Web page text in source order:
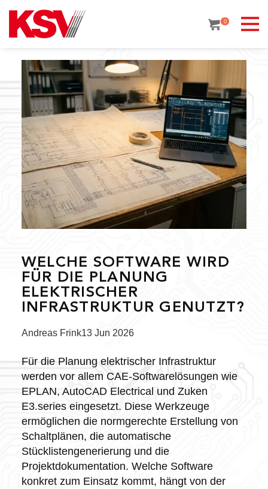
content
0
WELCHE SOFTWARE WIRD
FÜR DIE PLANUNG
ELEKTRISCHER
INFRASTRUKTUR GENUTZT?
Posted
Andreas Frink13 Jun 2026
Für die Planung elektrischer Infrastruktur
werden vor allem CAE-Softwarelösungen wie
EPLAN, AutoCAD Electrical und Zuken
E3.series eingesetzt. Diese Werkzeuge
ermöglichen die normgerechte Erstellung von
Schaltplänen, die automatische
Stücklistengenerierung und die
Projektdokumentation. Welche Software
konkret zum Einsatz kommt, hängt von der